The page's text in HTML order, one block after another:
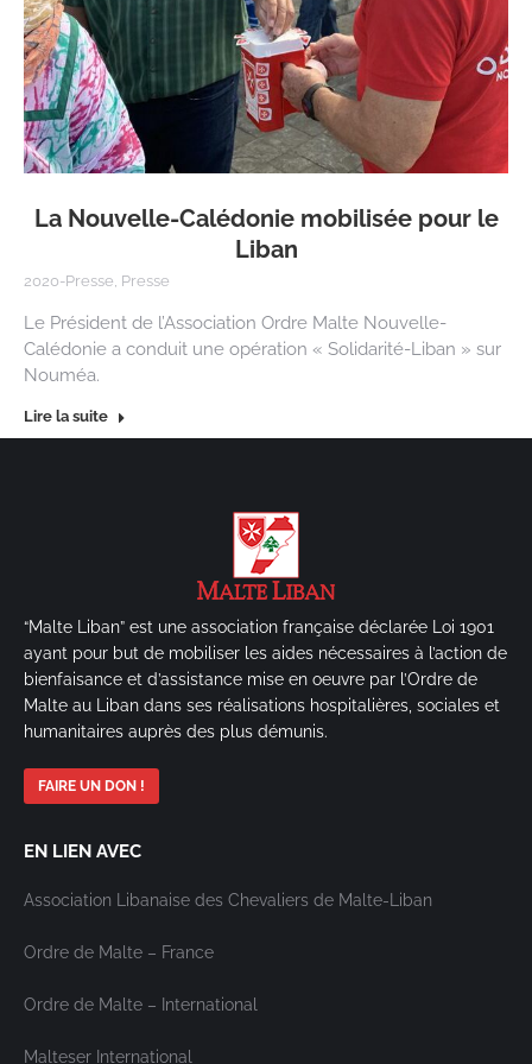
La Nouvelle-Calédonie mobilisée pour le
Liban
2020-Presse, Presse
Le Président de l’Association Ordre Malte Nouvelle-
Calédonie a conduit une opération « Solidarité-Liban » sur
Nouméa.
Lire la suite
“Malte Liban” est une association française déclarée Loi 1901
ayant pour but de mobiliser les aides nécessaires à l’action de
bienfaisance et d’assistance mise en oeuvre par l’Ordre de
Malte au Liban dans ses réalisations hospitalières, sociales et
humanitaires auprès des plus démunis.
FAIRE UN DON !
EN LIEN AVEC
Association Libanaise des Chevaliers de Malte-Liban
Ordre de Malte – France
Ordre de Malte – International
Malteser International